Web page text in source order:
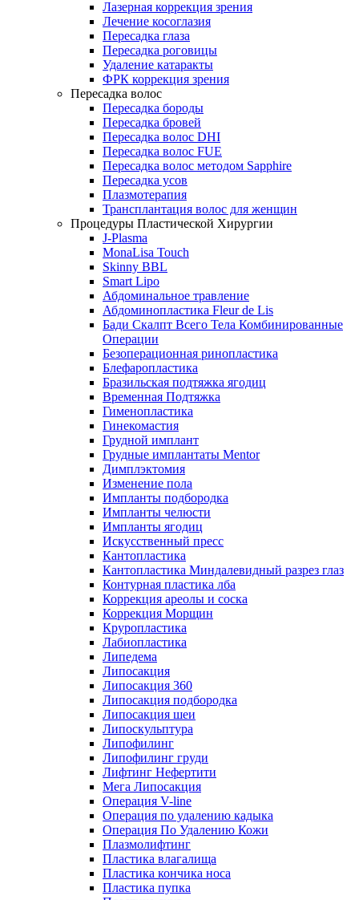
Лазерная коррекция зрения
Лечение косоглазия
Пересадка глаза
Пересадка роговицы
Удаление катаракты
ФРК коррекция зрения
Пересадка волос
Пересадка бороды
Пересадка бровей
Пересадка волос DHI
Пересадка волос FUE
Пересадка волос методом Sapphire
Пересадка усов
Плазмотерапия
Трансплантация волос для женщин
Процедуры Пластической Хирургии
J-Plasma
MonaLisa Touch
Skinny BBL
Smart Lipo
Абдоминальное травление
Абдоминопластика Fleur de Lis
Бади Скалпт Всего Тела Комбинированные
Операции
Безоперационная ринопластика
Блефаропластика
Бразильская подтяжка ягодиц
Временная Подтяжка
Гименопластика
Гинекомастия
Грудной имплант
Грудные имплантаты Mentor
Димплэктомия
Изменение пола
Импланты подбородка
Импланты челюсти
Импланты ягодиц
Искусственный пресс
Кантопластика
Кантопластика Миндалевидный разрез глаз
Контурная пластика лба
Коррекция ареолы и соска
Коррекция Морщин
Круропластика
Лабиопластика
Липедема
Липосакция
Липосакция 360
Липосакция подбородка
Липосакция шеи
Липоскульптура
Липофилинг
Липофилинг груди
Лифтинг Нефертити
Мега Липосакция
Операция V-line
Операция по удалению кадыка
Операция По Удалению Кожи
Плазмолифтинг
Пластика влагалища
Пластика кончика носа
Пластика пупка